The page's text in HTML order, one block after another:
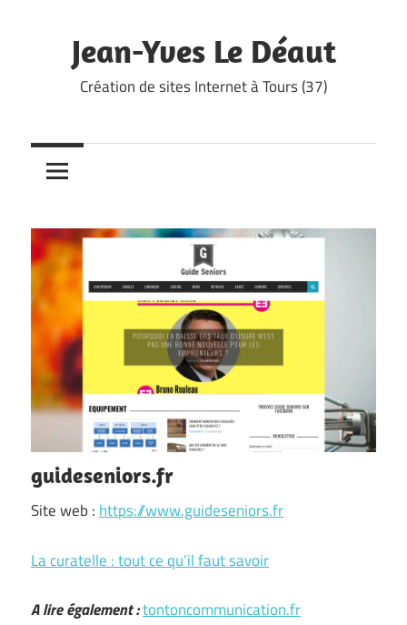
contentJean-Yves Le Déaut
Création de sites Internet à Tours (37)
guideseniors.fr
Site web : https://www.guideseniors.fr
La curatelle : tout ce qu’il faut savoir
A lire également :tontoncommunication.fr